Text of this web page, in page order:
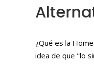
¿Qué es la
idea de que "lo